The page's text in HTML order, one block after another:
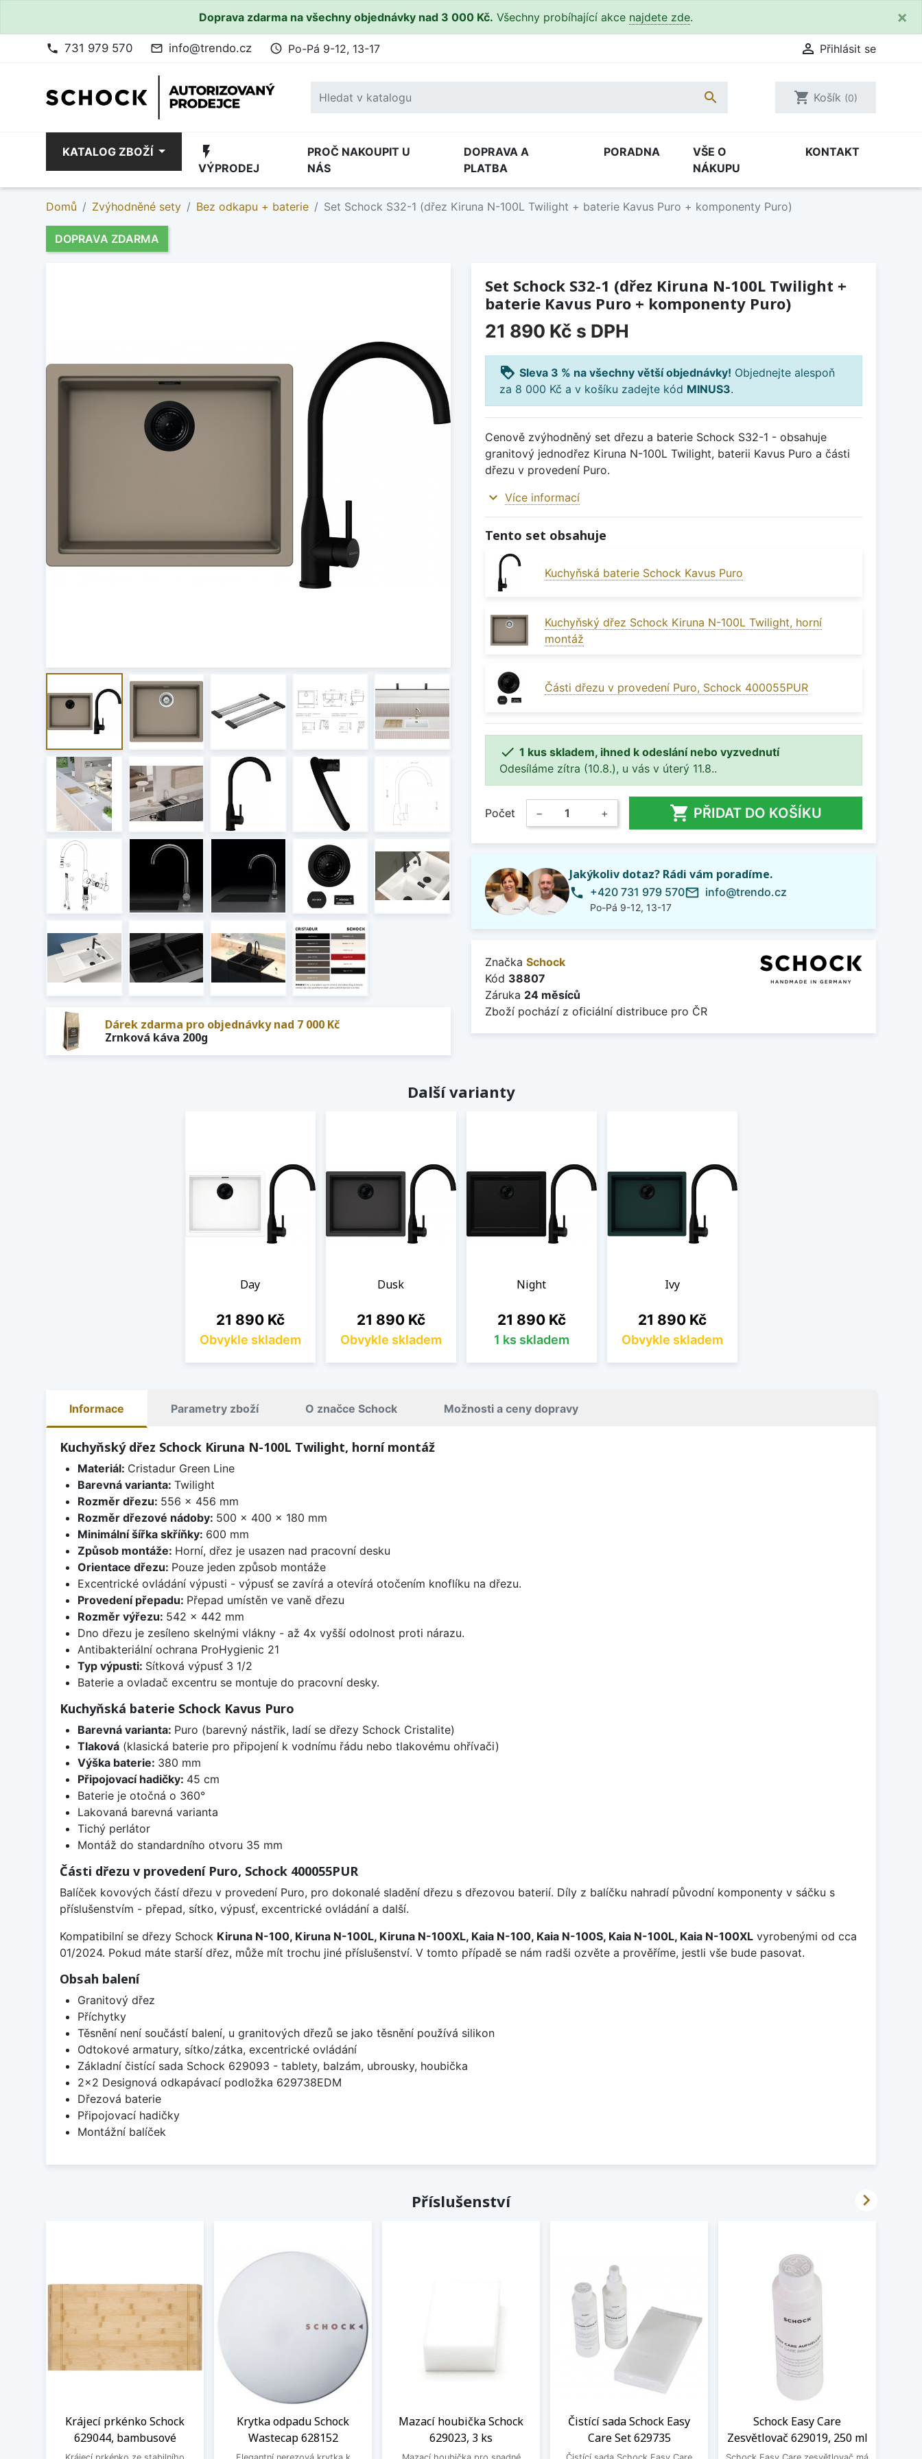
Doprava zdarma na všechny objednávky nad 3 000 Kč. Všechny probíhající akce najdete zde. ×
phone 731 979 570 mail_outline info@trendo.cz access_time Po-Pá 9-12, 13-17  Přihlásit se
 shopping_cart Košík (0)
KATALOG ZBOŽÍ flash_on
VÝPRODEJ
PROČ NAKOUPIT U
NÁS
DOPRAVA A
PLATBA
PORADNA
VŠE O
NÁKUPU
KONTAKT
Domů Zvýhodněné sety Bez odkapu + baterie Set Schock S32-1 (dřez Kiruna N-100L Twilight + baterie Kavus Puro + komponenty Puro)
DOPRAVA ZDARMA
Dárek zdarma pro objednávky nad 7 000 Kč
Zrnková káva 200g
Set Schock S32-1 (dřez Kiruna N-100L Twilight +
baterie Kavus Puro + komponenty Puro)
21 890 Kč s DPH
loyalty Sleva 3 % na všechny větší objednávky! Objednejte alespoň
za 8 000 Kč a v košíku zadejte kód MINUS3.
Cenově zvýhodněný set dřezu a baterie Schock S32-1 - obsahuje
granitový jednodřez Kiruna N-100L Twilight, baterii Kavus Puro a části
dřezu v provedení Puro.
expand_more Více informací
Tento set obsahuje
Kuchyňská baterie Schock Kavus Puro
Kuchyňský dřez Schock Kiruna N-100L Twilight, horní
montáž
Části dřezu v provedení Puro, Schock 400055PUR
 1 kus skladem, ihned k odeslání nebo vyzvednutí
Odesíláme zítra (10.8.), u vás v úterý 11.8..
Počet − +  PŘIDAT DO KOŠÍKU
Jakýkoliv dotaz? Rádi vám poradíme.
phone +420 731 979 570
Po-Pá 9-12, 13-17
mail_outline info@trendo.cz
Značka Schock
Kód 38807
Záruka 24 měsíců
Zboží pochází z oficiální distribuce pro ČR
Další varianty
Day
Cena
21 890 Kč
Obvykle skladem
Dusk
Cena
21 890 Kč
Obvykle skladem
Night
Cena
21 890 Kč
1 ks skladem
Ivy
Cena
21 890 Kč
Obvykle skladem
Informace Parametry zboží O značce Schock Možnosti a ceny dopravy
Kuchyňský dřez Schock Kiruna N-100L Twilight, horní montáž
Materiál: Cristadur Green Line
Barevná varianta: Twilight
Rozměr dřezu: 556 x 456 mm
Rozměr dřezové nádoby: 500 x 400 x 180 mm
Minimální šířka skříňky: 600 mm
Způsob montáže: Horní, dřez je usazen nad pracovní desku
Orientace dřezu: Pouze jeden způsob montáže
Excentrické ovládání výpusti - výpusť se zavírá a otevírá otočením knoflíku na dřezu.
Provedení přepadu: Přepad umístěn ve vaně dřezu
Rozměr výřezu: 542 x 442 mm
Dno dřezu je zesíleno skelnými vlákny - až 4x vyšší odolnost proti nárazu.
Antibakteriální ochrana ProHygienic 21
Typ výpusti: Sítková výpusť 3 1/2
Baterie a ovladač excentru se montuje do pracovní desky.
Kuchyňská baterie Schock Kavus Puro
Barevná varianta: Puro (barevný nástřik, ladí se dřezy Schock Cristalite)
Tlaková(klasická baterie pro připojení k vodnímu řádu nebo tlakovému ohřívači)
Výška baterie: 380 mm
Připojovací hadičky: 45 cm
Baterie je otočná o 360°
Lakovaná barevná varianta
Tichý perlátor
Montáž do standardního otvoru 35 mm
Části dřezu v provedení Puro, Schock 400055PUR
Balíček kovových částí dřezu v provedení Puro, pro dokonalé sladění dřezu s dřezovou baterií. Díly z balíčku nahradí původní komponenty v sáčku s
příslušenstvím - přepad, sítko, výpusť, excentrické ovládání a další.
Kompatibilní se dřezy Schock Kiruna N-100, Kiruna N-100L, Kiruna N-100XL, Kaia N-100, Kaia N-100S, Kaia N-100L, Kaia N-100XL vyrobenými od cca
01/2024. Pokud máte starší dřez, může mít trochu jiné příslušenství. V tomto případě se nám radši ozvěte a prověříme, jestli vše bude pasovat.
Obsah balení
Granitový dřez
Příchytky
Těsnění není součástí balení, u granitových dřezů se jako těsnění používá silikon
Odtokové armatury, sítko/zátka, excentrické ovládání
Základní čistící sada Schock 629093 - tablety, balzám, ubrousky, houbička
2x2 Designová odkapávací podložka 629738EDM
Dřezová baterie
Připojovací hadičky
Montážní balíček
Příslušenství
Krájecí prkénko Schock
629044, bambusové
Krytka odpadu Schock
Wastecap 628152
Mazací houbička Schock
629023, 3 ks
Čistící sada Schock Easy
Care Set 629735
Schock Easy Care
Zesvětlovač 629019, 250 ml
